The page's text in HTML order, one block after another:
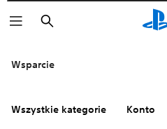
Wyszukaj
Wsparcie
Wszystkie kategorie Konto